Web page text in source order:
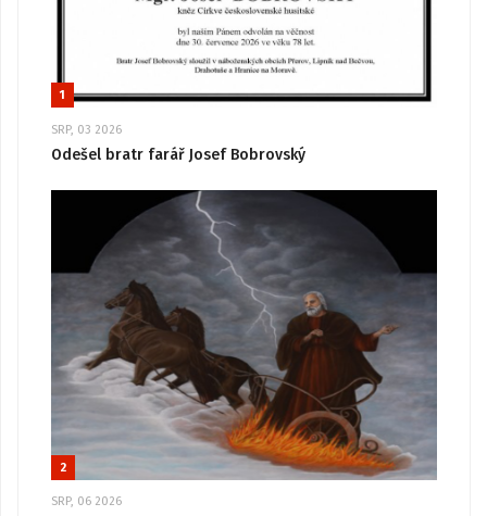
1
SRP, 03 2026
Odešel bratr farář Josef Bobrovský
2
SRP, 06 2026